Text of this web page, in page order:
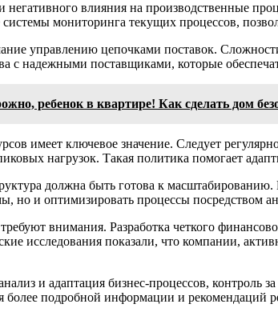
негативного влияния на производственные
мониторинга текущих процессов,
управлению цепочками поставок.
с надежными поставщиками, которые
ребенок в квартире! Как сделать дом
имеет ключевое значение. Следует
нагрузок. Такая политика помогает
должна быть готова к
но и оптимизировать процессы посредством
внимания. Разработка четкого
исследования показали, что компании,
и адаптация бизнес-процессов,
более подробной информации и рекомендаций